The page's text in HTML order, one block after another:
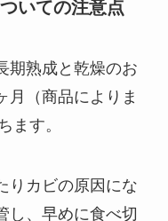
いての注意点
期熟成と乾燥のお
月（商品によりま
ます。
りカビの原因にな
し、早めに食べ切